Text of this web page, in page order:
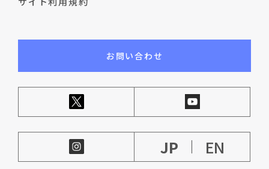
お問い合わせ
JP EN